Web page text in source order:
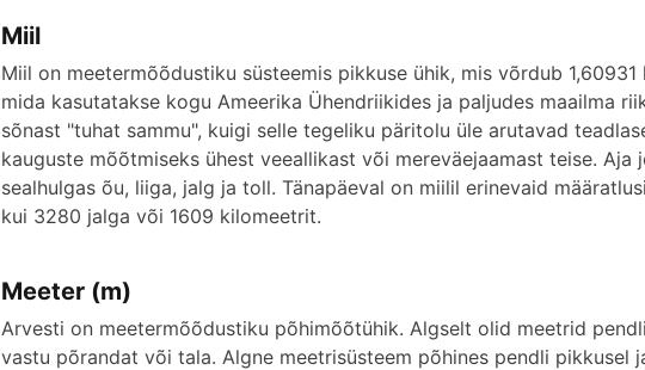
Miil
Miil on meetermõõdustiku süsteemis pikkuse ühik, mis võrdub
mida kasutatakse kogu Ameerika Ühendriikides ja paljudes maailma
sõnast "tuhat sammu", kuigi selle tegeliku päritolu üle arutavad
kauguste mõõtmiseks ühest veeallikast või mereväejaamast teise.
sealhulgas õu, liiga, jalg ja toll. Tänapäeval on miilil erinevaid
kui 3280 jalga või 1609 kilomeetrit.
Meeter (m)
Arvesti on meetermõõdustiku põhimõõtühik. Algselt olid meetrid
vastu põrandat või tala. Algne meetrisüsteem põhines pendli pikkusel